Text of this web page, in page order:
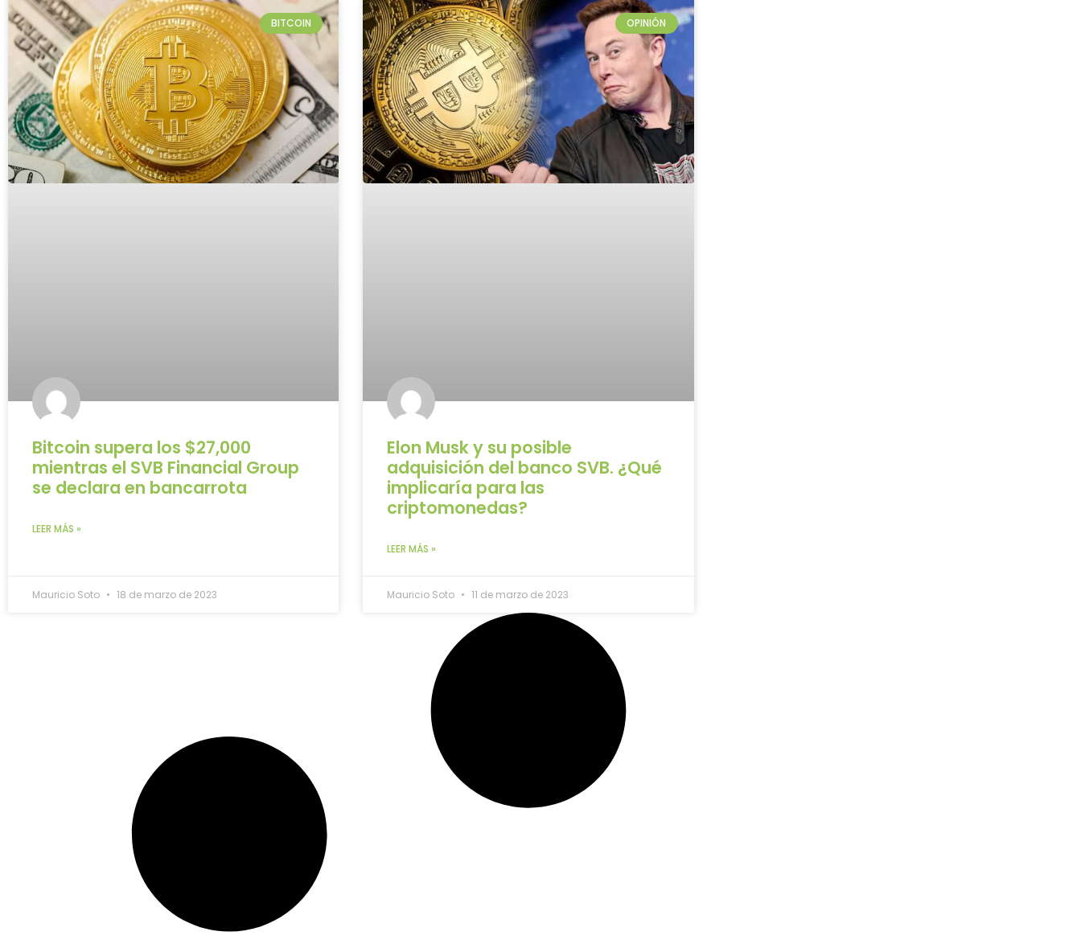
BITCOIN
Bitcoin supera los $27,000
mientras el SVB Financial Group
se declara en bancarrota
LEER MÁS »
Mauricio Soto 18 de marzo de 2023
OPINIÓN
Elon Musk y su posible
adquisición del banco SVB. ¿Qué
implicaría para las
criptomonedas?
LEER MÁS »
Mauricio Soto 11 de marzo de 2023